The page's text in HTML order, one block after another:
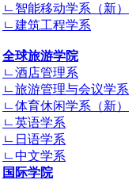
ㄴ智能移动学系（新）
ㄴ建筑工程学系
全球旅游学院
ㄴ酒店管理系
ㄴ旅游管理与会议学系
ㄴ体育休闲学系（新）
ㄴ英语学系
ㄴ日语学系
ㄴ中文学系
国际学院